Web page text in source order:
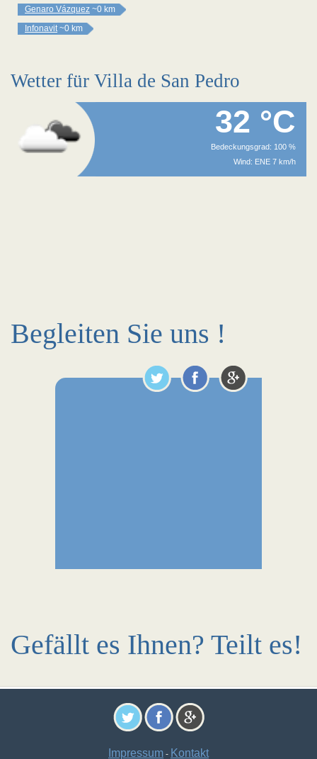
Genaro Vázquez ~0 km
Infonavit ~0 km
Wetter für Villa de San Pedro
32 °C
Bedeckungsgrad: 100 %
Wind: ENE 7 km/h
Begleiten Sie uns !
Gefällt es Ihnen? Teilt es!
Impressum - Kontakt